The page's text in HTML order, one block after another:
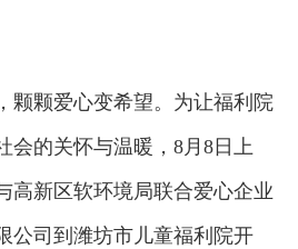
颗颗爱心变希望。为让福利院
会的关怀与温暖，8月8日上
高新区软环境局联合爱心企业
公司到潍坊市儿童福利院开